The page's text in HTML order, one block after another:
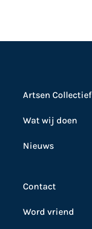
Artsen Collectief
Wat wij doen
Nieuws
Contact
Word vriend